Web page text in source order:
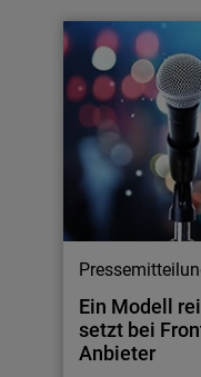
Ein Modell
setzt bei
Anbieter